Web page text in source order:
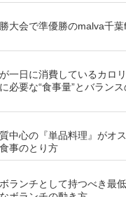
大会で準優勝のmalva千
一日に消費しているカロ
要な“食事量”とバランス
中心の『単品料理』がオ
事のとり方
ランチとして持つべき最